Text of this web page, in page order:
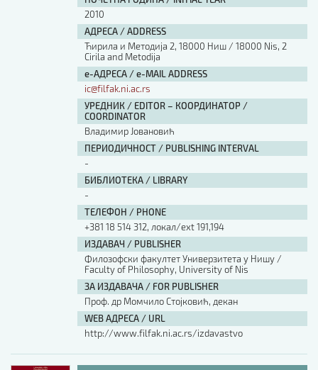
2010
АДРЕСА / ADDRESS
Ћирила и Методија 2, 18000 Ниш / 18000 Nis, 2
Cirila and Metodija
е-АДРЕСА / e-MAIL ADDRESS
ic@filfak.ni.ac.rs
УРЕДНИК / EDITOR – КООРДИНАТОР /
COORDINATOR
Владимир Јовановић
ПЕРИОДИЧНОСТ / PUBLISHING INTERVAL
-
БИБЛИОТЕКА / LIBRARY
-
ТЕЛЕФОН / PHONE
+381 18 514 312, локал/ext 191,194
ИЗДАВАЧ / PUBLISHER
Филозофски факултет Универзитета у Нишу /
Faculty of Philosophy, University of Nis
ЗА ИЗДАВАЧА / FOR PUBLISHER
Проф. др Момчило Стојковић, декан
WEB АДРЕСА / URL
http://www.filfak.ni.ac.rs/izdavastvo